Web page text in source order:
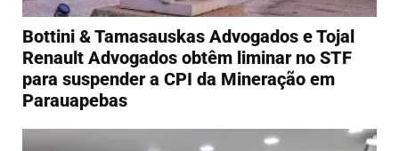
Bottini & Tamasauskas Advogados e Tojal
Renault Advogados obtêm liminar no STF
para suspender a CPI da Mineração em
Parauapebas